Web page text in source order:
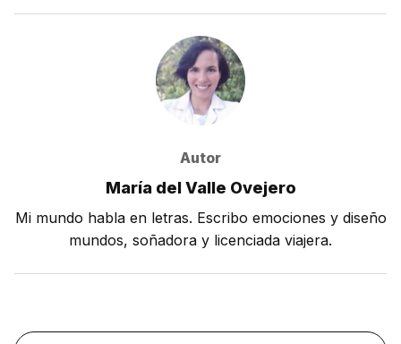
Autor
María del Valle Ovejero
Mi mundo habla en letras. Escribo emociones y diseño
mundos, soñadora y licenciada viajera.